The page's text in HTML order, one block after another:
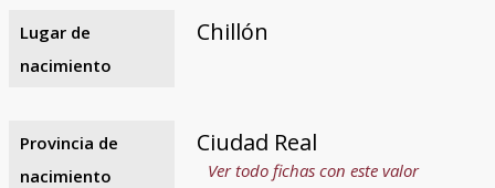
Lugar de
nacimiento
Chillón
Provincia de
nacimiento
Ciudad Real
Ver todo fichas con este valor